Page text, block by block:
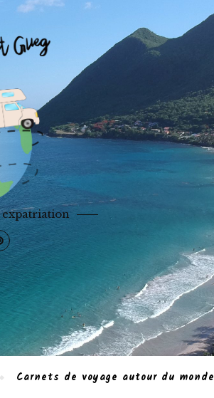
expatriation
Carnets de voyage autour du monde